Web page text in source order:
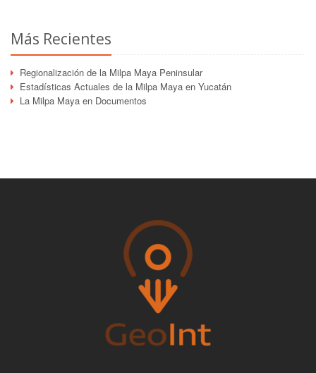
Más Recientes
Regionalización de la Milpa Maya Peninsular
Estadísticas Actuales de la Milpa Maya en Yucatán
La Milpa Maya en Documentos